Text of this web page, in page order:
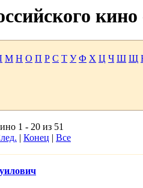
М Н О П Р С Т У Ф Х Ц Ч Ш Щ
1 - 20 из 51
| Конец | Все